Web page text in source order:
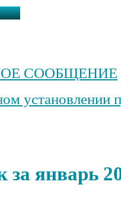
СООБЩЕНИЕ
установлении
январь